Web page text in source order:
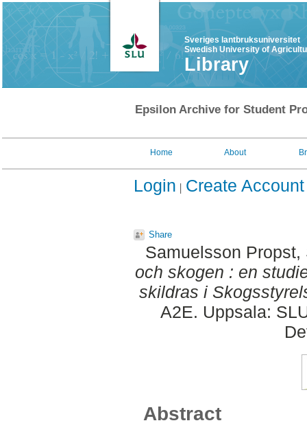
Sveriges lantbruksuniversitet
Swedish University of
Library
Epsilon Archive for Student
Home About
Login Create Account
Share
Samuelsson Propst,
och skogen : en
skildras i
A2E. Uppsala:
Abstract